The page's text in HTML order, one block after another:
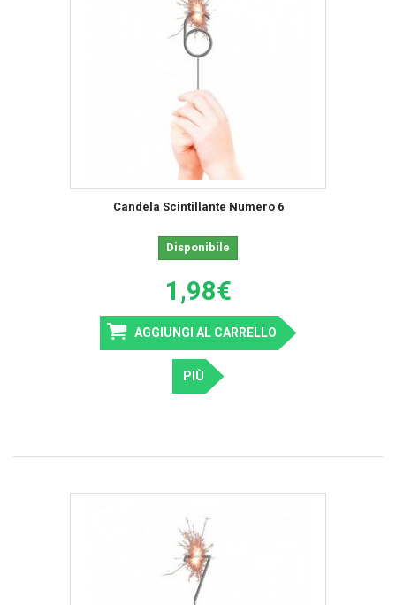
Candela Scintillante Numero 6
Disponibile
1,98€
AGGIUNGI AL CARRELLO
PIÙ